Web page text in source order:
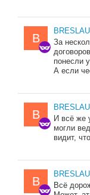
B
BRESLAU
За
понесли
А если
B
BRESLAU
И всё же
могли
видит,
B
BRESLAU
Всё